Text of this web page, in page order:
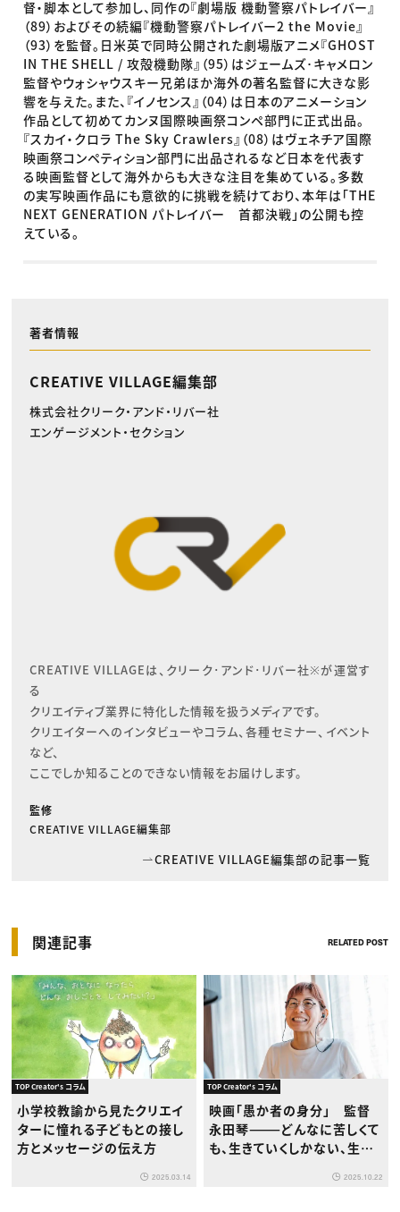
督・脚本として参加し、同作の『劇場版 機動警察パトレイバー』
（89）およびその続編『機動警察パトレイバー2 the Movie』
（93）を監督。日米英で同時公開された劇場版アニメ『GHOST
IN THE SHELL / 攻殻機動隊』（95）はジェームズ･キャメロン
監督やウォシャウスキー兄弟ほか海外の著名監督に大きな影
響を与えた。また、『イノセンス』（04）は日本のアニメーション
作品として初めてカンヌ国際映画祭コンペ部門に正式出品。
『スカイ・クロラ The Sky Crawlers』（08）はヴェネチア国際
映画祭コンペティション部門に出品されるなど日本を代表す
る映画監督として海外からも大きな注目を集めている。多数
の実写映画作品にも意欲的に挑戦を続けており、本年は「THE
NEXT GENERATION パトレイバー 首都決戦」の公開も控
えている。
著者情報
CREATIVE VILLAGE編集部
株式会社クリーク・アンド・リバー社
エンゲージメント・セクション
CREATIVE VILLAGEは、クリーク･アンド･リバー社※が運営す
る
クリエイティブ業界に特化した情報を扱うメディアです。
クリエイターへのインタビューやコラム、各種セミナー、イベント
など、
ここでしか知ることのできない情報をお届けします。
監修
CREATIVE VILLAGE編集部
CREATIVE VILLAGE編集部の記事一覧
関連記事 RELATED POST
TOP Creator's コラム
小学校教諭から見たクリエイ
ターに憧れる子どもとの接し
方とメッセージの伝え方
2025.03.14
TOP Creator's コラム
映画「愚か者の身分」 監督
永田琴———どんなに苦しくて
も、生きていくしかない、生き
2025.10.22